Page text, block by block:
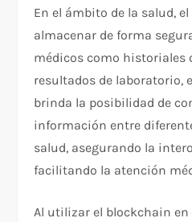
En el ámbito de la salud,
almacenar de forma
médicos como historiales
resultados de laboratorio,
brinda la posibilidad de
información entre
salud, asegurando la
facilitando la atención
Al utilizar el blockchain